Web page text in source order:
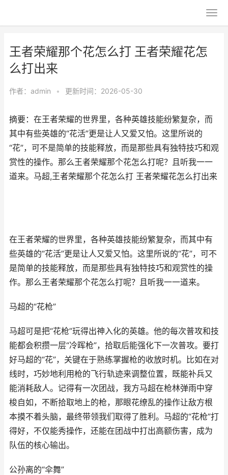
王者荣耀那个花怎么打 王者荣耀花怎
么打出来
作者： admin • 更新时间：2026-05-30
摘要：在王者荣耀的世界里，各种英雄技能纷繁复杂，而
其中有些英雄的“花活”更是让人又爱又怕。这里所说的
“花”，可不是简单的技能释放，而是那些具有独特技巧和观
赏性的操作。那么王者荣耀那个花怎么打呢？且听我一一
道来。马超,王者荣耀那个花怎么打 王者荣耀花怎么打出来
在王者荣耀的世界里，各种英雄技能纷繁复杂，而其中有
些英雄的“花活”更是让人又爱又怕。这里所说的“花”，可不
是简单的技能释放，而是那些具有独特技巧和观赏性的操
作。那么王者荣耀那个花怎么打呢？且听我一一道来。
马超的“花枪”
马超可是把“花枪”玩得出神入化的英雄。他的每次普攻和技
能都会积攒一层“冷晖枪”，拾取后能强化下一次普攻。要打
好马超的“花”，关键在于熟练掌握枪的收放时机。比如在对
线时，巧妙地利用枪的飞行轨迹来调整位置，既能补兵又
能消耗敌人。记得有一次团战，我方马超在枪林弹雨中穿
梭自如，不断拾取地上的枪，那眼花缭乱的操作让敌方根
本摸不着头脑，最终带领我们取得了胜利。马超的“花枪”打
得好，不仅能秀操作，还能在团战中打出高额伤害，成为
队伍的核心输出。
公孙离的“伞舞”